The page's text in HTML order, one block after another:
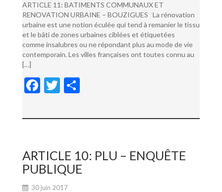
ARTICLE 11: BATIMENTS COMMUNAUX ET
RENOVATION URBAINE – BOUZIGUES La rénovation
urbaine est une notion éculée qui tend à remanier le tissu
et le bâti de zones urbaines ciblées et étiquetées
comme insalubres ou ne répondant plus au mode de vie
contemporain. Les villes françaises ont toutes connu au
[…]
F
e
o
o
k
T
itt ta
er
ARTICLE 10: PLU – ENQUÊTE
PUBLIQUE
30 juin 2017